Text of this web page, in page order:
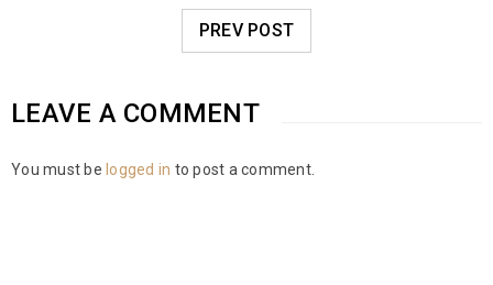
PREV POST
LEAVE A COMMENT
You must be logged in to post a comment.